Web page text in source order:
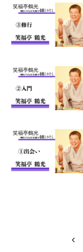
笑福亭鶴光
笑福亭鶴光
笑福亭鶴光
前